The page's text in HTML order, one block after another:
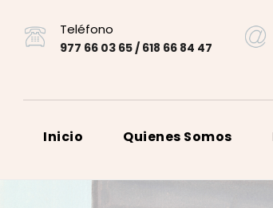
Teléfono
977 66 03 65 / 618 66 84 47
Inicio Quienes Somos